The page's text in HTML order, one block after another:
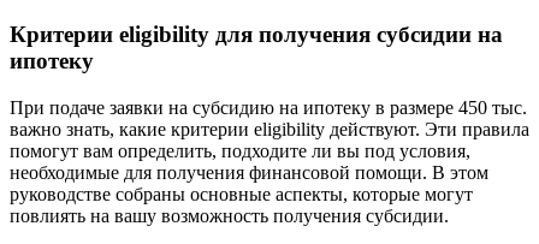
Критерии eligibility для получения субсидии на
ипотеку
При подаче заявки на субсидию на ипотеку в размере 450 тыс.
важно знать, какие критерии eligibility действуют. Эти правила
помогут вам определить, подходите ли вы под условия,
необходимые для получения финансовой помощи. В этом
руководстве собраны основные аспекты, которые могут
повлиять на вашу возможность получения субсидии.